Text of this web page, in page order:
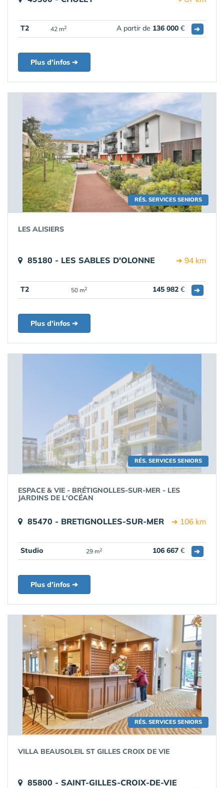
T2 42 m2 A partir de 136 000 € ➔
Plus d'infos ➔
RÉS. SERVICES SENIORS
LES ALISIERS
85180 - LES SABLES D'OLONNE ➔ 94 km
T2 50 m2 145 982 € ➔
Plus d'infos ➔
RÉS. SERVICES SENIORS
ESPACE & VIE - BRÉTIGNOLLES-SUR-MER - LES
JARDINS DE L'OCÉAN
85470 - BRETIGNOLLES-SUR-MER ➔ 106 km
Studio 29 m2 106 667 € ➔
Plus d'infos ➔
RÉS. SERVICES SENIORS
VILLA BEAUSOLEIL ST GILLES CROIX DE VIE
85800 - SAINT-GILLES-CROIX-DE-VIE